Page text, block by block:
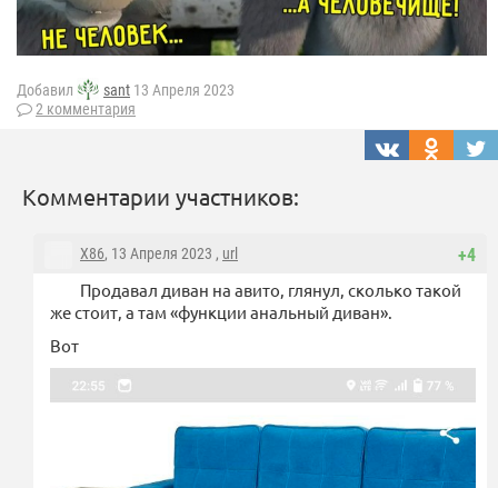
Добавил sant 13 Апреля 2023
2 комментария
Комментарии участников:
+4
X86, 13 Апреля 2023 , url
Продавал диван на авито, глянул, сколько такой
же стоит, а там «функции анальный диван».
Вот